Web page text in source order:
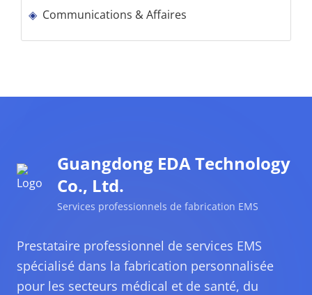
Communications & Affaires
Guangdong EDA Technology
Co., Ltd.
Services professionnels de fabrication EMS
Prestataire professionnel de services EMS
spécialisé dans la fabrication personnalisée
pour les secteurs médical et de santé, du